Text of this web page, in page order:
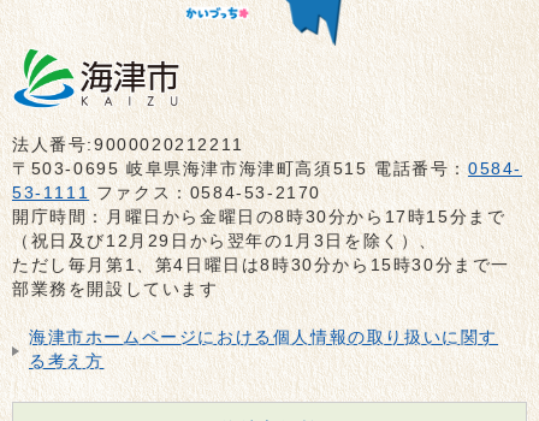
法人番号:9000020212211
〒503-0695 岐阜県海津市海津町高須515 電話番号：0584-
53-1111 ファクス：0584-53-2170
開庁時間：月曜日から金曜日の8時30分から17時15分まで
（祝日及び12月29日から翌年の1月3日を除く）、
ただし毎月第1、第4日曜日は8時30分から15時30分まで一
部業務を開設しています
海津市ホームページにおける個人情報の取り扱いに関す
る考え方